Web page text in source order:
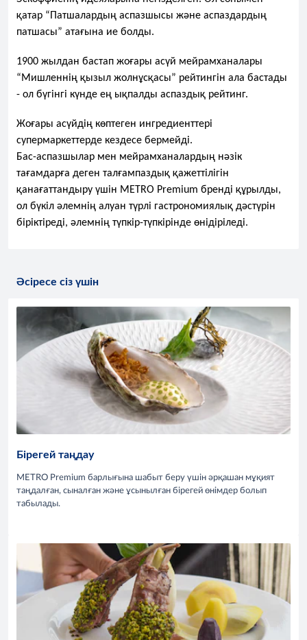
қатар “Патшалардың аспазшысы және аспаздардың
патшасы” атағына ие болды.
1900 жылдан бастап жоғары асүй мейрамханалары
“Мишленнің қызыл жолнұсқасы” рейтингін ала бастады
- ол бүгінгі күнде ең ықпалды аспаздық рейтинг.
Жоғары асүйдің көптеген ингредиенттері
супермаркеттерде кездесе бермейді.
Бас-аспазшылар мен мейрамханалардың нәзік
тағамдарға деген талғампаздық қажеттілігін
қанағаттандыру үшін METRO Premium бренді құрылды,
ол бүкіл әлемнің алуан түрлі гастрономиялық дәстүрін
біріктіреді, әлемнің түпкір-түпкірінде өнідіріледі.
Әсіресе сіз үшін
Бірегей таңдау
METRO Premium барлығына шабыт беру үшін әрқашан мұқият
таңдалған, сыналған және ұсынылған бірегей өнімдер болып
табылады.